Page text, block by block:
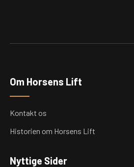
Om Horsens Lift
Kontakt os
Historien om Horsens Lift
Nyttige Sider